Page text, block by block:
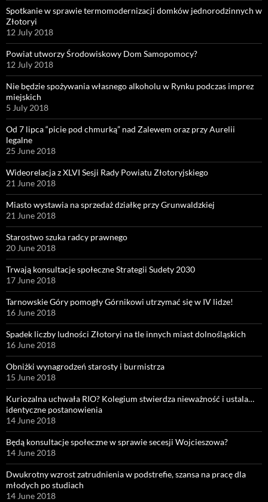
Spotkanie w sprawie termomodernizacji domków jednorodzinnych w
Złotoryi
12 July 2018
Powiat utworzy Środowiskowy Dom Samopomocy?
12 July 2018
Nie będzie spożywania własnego alkoholu w Rynku podczas imprez
miejskich
5 July 2018
Od 7 lipca “picie pod chmurką” nad Zalewem oraz przy Aurelii
legalne
25 June 2018
Wideorelacja z XLVI Sesji Rady Powiatu Złotoryjskiego
21 June 2018
Miasto wystawia na sprzedaż działkę przy Grunwaldzkiej
21 June 2018
Starostwo szuka radcy prawnego
20 June 2018
Trwają konsultacje społeczne Strategii Sudety 2030
17 June 2018
Tarnowskie Góry pomogły Górnikowi utrzymać się w IV lidze!
16 June 2018
Spadek liczby ludności Złotoryi na tle innych miast dolnośląskich
16 June 2018
Obniżki wynagrodzeń starosty i burmistrza
15 June 2018
Kuriozalna uchwała RIO? Kolegium stwierdza nieważność i ustala…
identyczne postanowienia
14 June 2018
Będą konsultacje społeczne w sprawie secesji Wojcieszowa?
14 June 2018
Dwukrotny wzrost zatrudnienia w podstrefie, szansa na pracę dla
młodych po studiach
14 June 2018